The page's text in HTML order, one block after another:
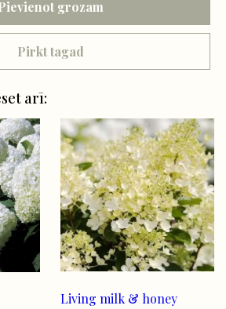
grozam
Pirkt tagad
arī:
Living milk & honey